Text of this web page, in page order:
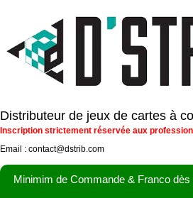
Distributeur de jeux de cartes à
Inscription strictement réservée aux
Email : contact@dstrib.com
Minimim de Commande & Franco